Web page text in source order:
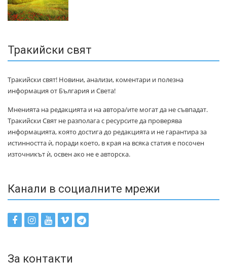
Тракийски свят
Тракийски свят! Новини, анализи, коментари и полезна
информация от България и Света!
Мненията на редакцията и на автора/ите могат да не съвпадат.
Тракийски Свят не разполага с ресурсите да проверява
информацията, която достига до редакцията и не гарантира за
истинността ѝ, поради което, в края на всяка статия е посочен
източникът ѝ, освен ако не е авторска.
Канали в социалните мрежи
За контакти